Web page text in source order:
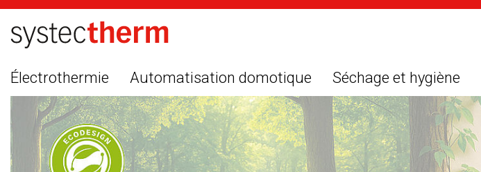
Électrothermie Automatisation domotique Séchage et hygiène